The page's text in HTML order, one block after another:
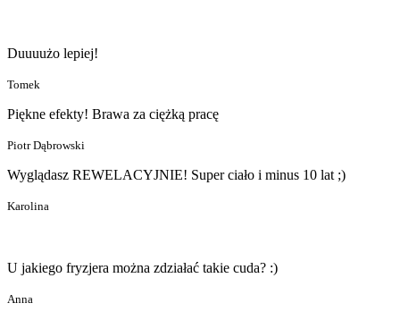
Duuuużo lepiej!
Tomek
Piękne efekty! Brawa za ciężką pracę
Piotr Dąbrowski
Wyglądasz REWELACYJNIE! Super ciało i minus 10 lat ;)
Karolina
U jakiego fryzjera można zdziałać takie cuda? :)
Anna